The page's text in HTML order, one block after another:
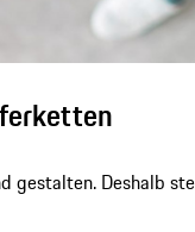
gestalten. Deshalb